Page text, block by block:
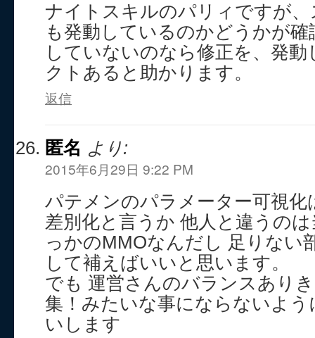
ナイトスキルのパリィですが
も発動しているのかどうかが
していないのなら修正を、発
クトあると助かります。
返信
匿名 より:
2015年6月29日 9:22 PM
パテメンのパラメーター可視化
差別化と言うか 他人と違うの
っかのMMOなんだし 足りない
して補えばいいと思います。
でも 運営さんのバランスあり
集！みたいな事にならないよ
いします